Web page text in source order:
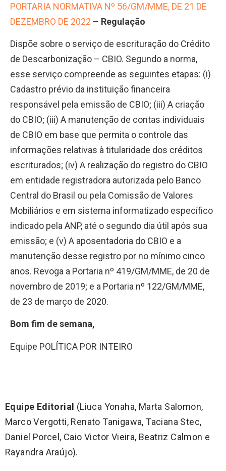
PORTARIA NORMATIVA Nº 56/GM/MME, DE 21 DE
DEZEMBRO DE 2022 – Regulação
Dispõe sobre o serviço de escrituração do Crédito
de Descarbonização – CBIO. Segundo a norma,
esse serviço compreende as seguintes etapas: (i)
Cadastro prévio da instituição financeira
responsável pela emissão de CBIO; (iii) A criação
do CBIO; (iii) A manutenção de contas individuais
de CBIO em base que permita o controle das
informações relativas à titularidade dos créditos
escriturados; (iv) A realização do registro do CBIO
em entidade registradora autorizada pelo Banco
Central do Brasil ou pela Comissão de Valores
Mobiliários e em sistema informatizado específico
indicado pela ANP, até o segundo dia útil após sua
emissão; e (v) A aposentadoria do CBIO e a
manutenção desse registro por no mínimo cinco
anos. Revoga a Portaria nº 419/GM/MME, de 20 de
novembro de 2019; e a Portaria nº 122/GM/MME,
de 23 de março de 2020.
Bom fim de semana,
Equipe POLÍTICA POR INTEIRO
Equipe Editorial (Liuca Yonaha, Marta Salomon,
Marco Vergotti, Renato Tanigawa, Taciana Stec,
Daniel Porcel, Caio Victor Vieira, Beatriz Calmon e
Rayandra Araújo).